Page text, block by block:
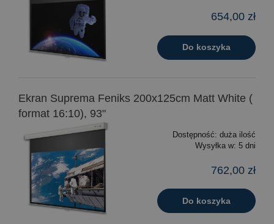
654,00 zł
Do koszyka
Ekran Suprema Feniks 200x125cm Matt White (
format 16:10), 93"
Dostępność: duża ilość
Wysyłka w: 5 dni
762,00 zł
Do koszyka